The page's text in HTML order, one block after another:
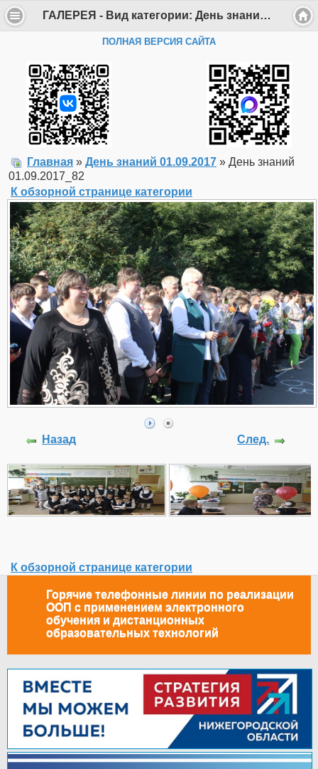
ГАЛЕРЕЯ - Вид категории: День знаний 01.09.2017 - Фото: День знаний 01.09.2017_82 - Департамент образования Администрации г. Саров
ПОЛНАЯ ВЕРСИЯ САЙТА
Главная » День знаний 01.09.2017 » День знаний
01.09.2017_82
К обзорной странице категории
Назад След.
К обзорной странице категории
Горячие телефонные линии по реализации
ООП с применением электронного
обучения и дистанционных
образовательных технологий